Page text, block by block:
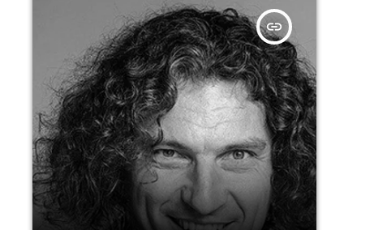
insert_link